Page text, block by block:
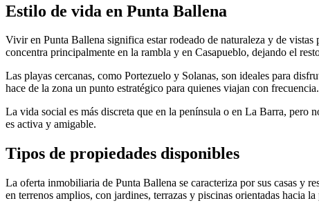
Estilo de vida en Punta Ballena
Vivir en Punta Ballena significa estar rodeado de naturaleza y de
concentra principalmente en la rambla y en Casapueblo, dejando el
Las playas cercanas, como Portezuelo y Solanas, son ideales para
hace de la zona un punto estratégico para quienes viajan con frecuencia.
La vida social es más discreta que en la península o en La Barra, pero
es activa y amigable.
Tipos de propiedades disponibles
La oferta inmobiliaria de Punta Ballena se caracteriza por sus casas y
en terrenos amplios, con jardines, terrazas y piscinas orientadas hacia la